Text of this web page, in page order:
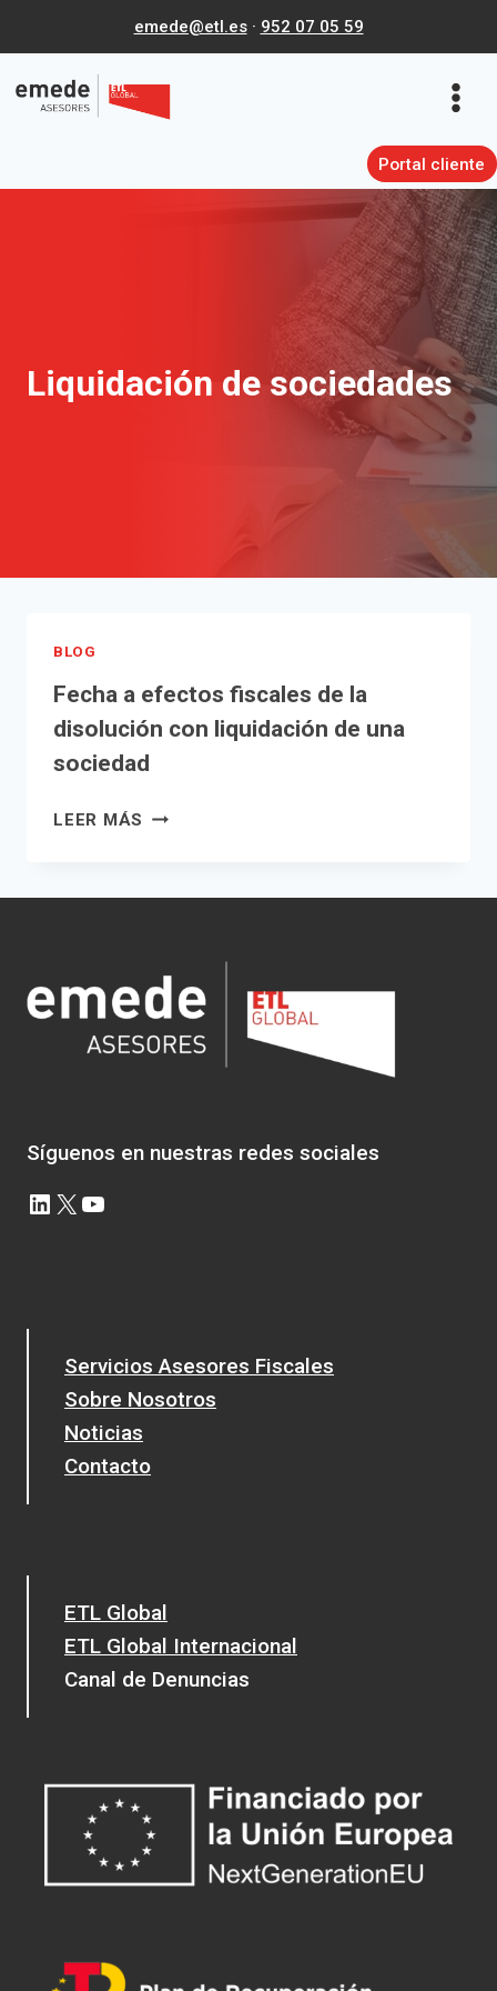
al
contenido
emede@etl.es· 952 07 05 59
Portal cliente
Liquidación de sociedades
BLOG
Fecha a efectos fiscales de la
disolución con liquidación de una
sociedad
LEER MÁS FECHA
FISCALES
DISOLUCIÓN
CON
LIQUIDACIÓN
DE
Síguenos en nuestras redes sociales
LinkedIn
X YouTube
Servicios Asesores Fiscales
Sobre Nosotros
Noticias
Contacto
ETL Global
ETL Global Internacional
Canal de Denuncias